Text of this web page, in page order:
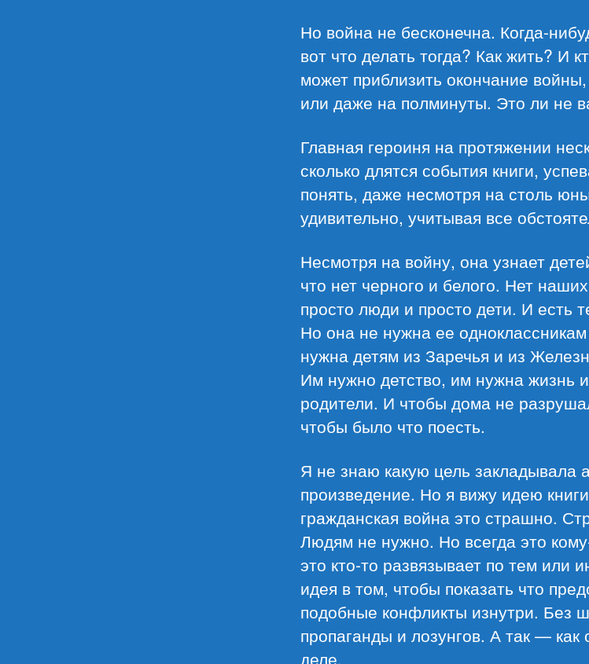
Но война не бесконечна. Когда-
вот что делать тогда? Как жить? И
может приблизить окончание
или даже на полминуты. Это ли не
Главная героиня на протяжении
сколько длятся события книги,
понять, даже несмотря на столь
удивительно, учитывая все
Несмотря на войну, она узнает
что нет черного и белого. Нет
просто люди и просто дети. И есть
Но она не нужна ее
нужна детям из Заречья и из
Им нужно детство, им нужна жизнь
родители. И чтобы дома не
чтобы было что поесть.
Я не знаю какую цель закладывала
произведение. Но я вижу идею
гражданская война это страшно.
Людям не нужно. Но всегда это
это кто-то развязывает по тем
идея в том, чтобы показать что
подобные конфликты изнутри. Без
пропаганды и лозунгов. А так —
деле.